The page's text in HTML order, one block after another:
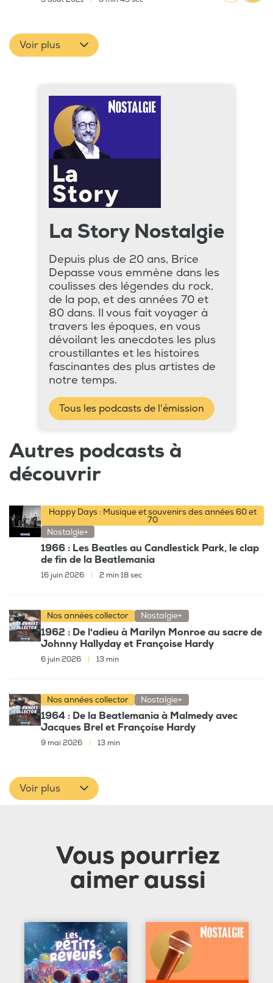
Voir plus
La Story Nostalgie
Depuis plus de 20 ans, Brice
Depasse vous emmène dans les
coulisses des légendes du rock,
de la pop, et des années 70 et
80 dans. Il vous fait voyager à
travers les époques, en vous
dévoilant les anecdotes les plus
croustillantes et les histoires
fascinantes des plus artistes de
notre temps.
Tous les podcasts de l'émission
Autres podcasts à
découvrir
Happy Days : Musique et souvenirs des années 60 et
70
Nostalgie+
1966 : Les Beatles au Candlestick Park, le clap
de fin de la Beatlemania
16 juin 2026 2 min 18 sec
Nos années collector Nostalgie+
1962 : De l'adieu à Marilyn Monroe au sacre de
Johnny Hallyday et Françoise Hardy
6 juin 2026 | 13 min
Nos années collector Nostalgie+
1964 : De la Beatlemania à Malmedy avec
Jacques Brel et Françoise Hardy
9 mai 2026 13 min
Voir plus
Vous pourriez
aimer aussi